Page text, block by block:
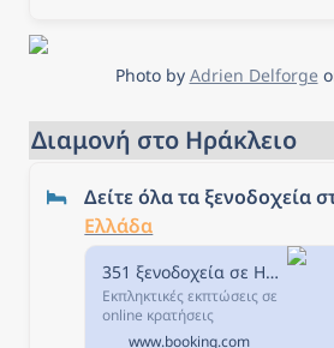
Photo by Adrien Delforge
Διαμονή στο Ηράκλειο
Δείτε όλα τα ξενοδοχεία
Ελλάδα
351 ξενοδοχεία σε Ηράκλειο Πόλη, Ελλάδα.
Εκπληκτικές εκπτώσεις σε
online κρατήσεις
ξενοδοχείων σε Ηράκλειο
www.booking.com